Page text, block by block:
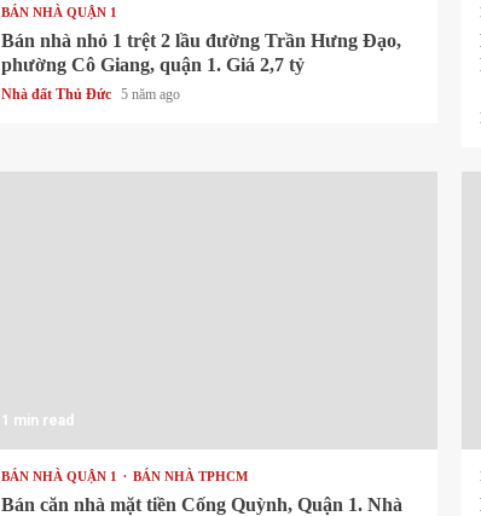
BÁN NHÀ QUẬN 1
Bán nhà nhỏ 1 trệt 2 lầu đường Trần Hưng Đạo,
phường Cô Giang, quận 1. Giá 2,7 tỷ
Nhà đất Thủ Đức 5 năm ago
1 min read
BÁN NHÀ QUẬN 1 BÁN NHÀ TPHCM
Bán căn nhà mặt tiền Cống Quỳnh, Quận 1. Nhà